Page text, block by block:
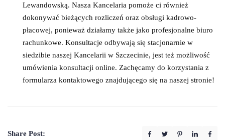
Lewandowską. Nasza Kancelaria pomoże ci również
dokonywać bieżących rozliczeń oraz obsługi kadrowo-
płacowej, ponieważ działamy także jako profesjonalne biuro
rachunkowe. Konsultacje odbywają się stacjonarnie w
siedzibie naszej Kancelarii w Szczecinie, jest też możliwość
umówienia konsultacji online. Zachęcamy do korzystania z
formularza kontaktowego znajdującego się na naszej stronie!
Share Post: